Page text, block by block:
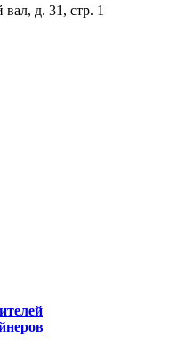
д. 31, стр. 1